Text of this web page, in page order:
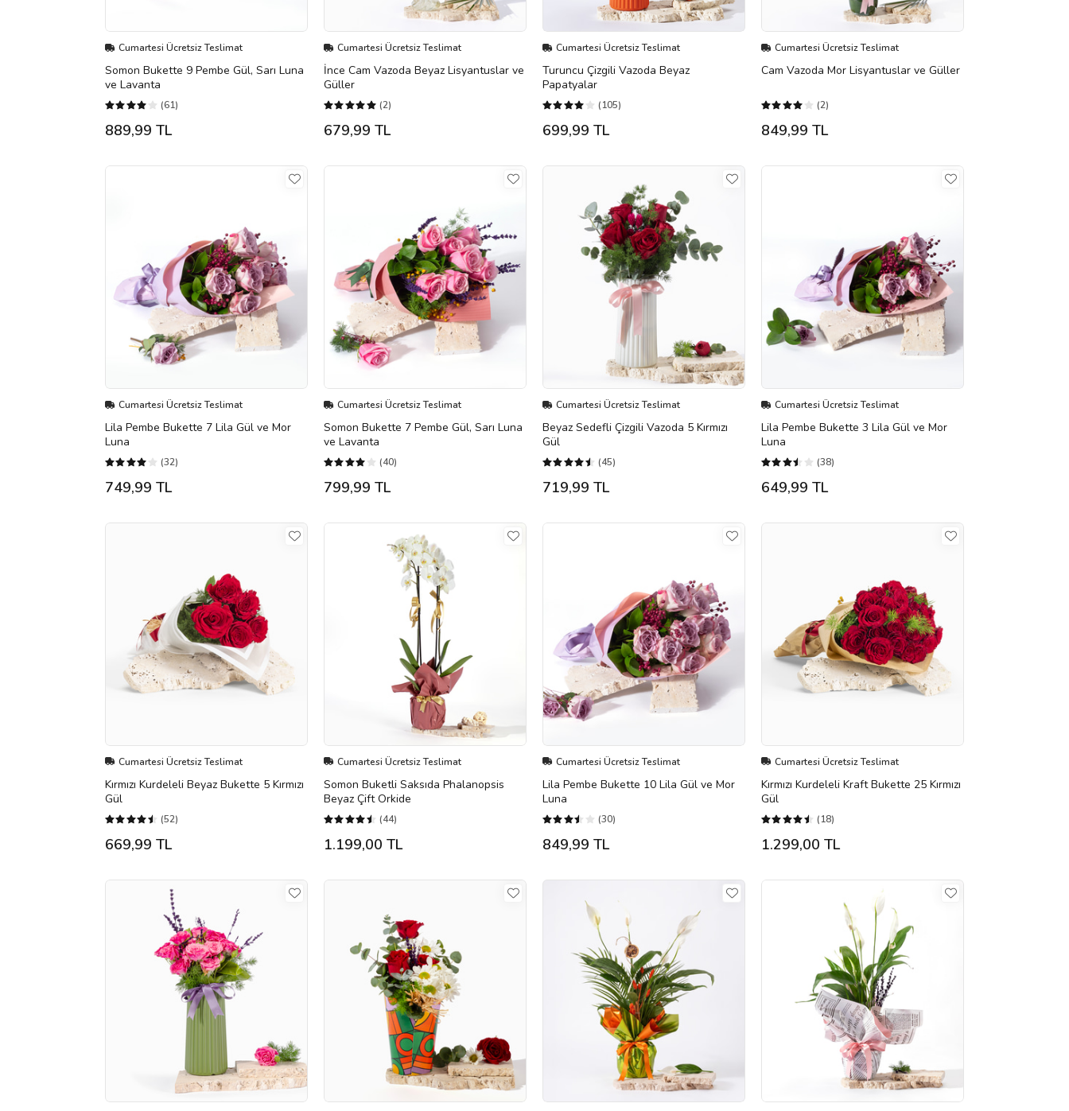
Cumartesi Ücretsiz Teslimat
Somon Bukette 9 Pembe Gül, Sarı Luna
ve Lavanta
(61)
889,99 TL
Cumartesi Ücretsiz Teslimat
İnce Cam Vazoda Beyaz Lisyantuslar ve
Güller
(2)
679,99 TL
Cumartesi Ücretsiz Teslimat
Turuncu Çizgili Vazoda Beyaz
Papatyalar
(105)
699,99 TL
Cumartesi Ücretsiz Teslimat
Cam Vazoda Mor Lisyantuslar ve Güller
(2)
849,99 TL
Cumartesi Ücretsiz Teslimat
Lila Pembe Bukette 7 Lila Gül ve Mor
Luna
(32)
749,99 TL
Cumartesi Ücretsiz Teslimat
Somon Bukette 7 Pembe Gül, Sarı Luna
ve Lavanta
(40)
799,99 TL
Cumartesi Ücretsiz Teslimat
Beyaz Sedefli Çizgili Vazoda 5 Kırmızı
Gül
(45)
719,99 TL
Cumartesi Ücretsiz Teslimat
Lila Pembe Bukette 3 Lila Gül ve Mor
Luna
(38)
649,99 TL
Cumartesi Ücretsiz Teslimat
Kırmızı Kurdeleli Beyaz Bukette 5 Kırmızı
Gül
(52)
669,99 TL
Cumartesi Ücretsiz Teslimat
Somon Buketli Saksıda Phalanopsis
Beyaz Çift Orkide
(44)
1.199,00 TL
Cumartesi Ücretsiz Teslimat
Lila Pembe Bukette 10 Lila Gül ve Mor
Luna
(30)
849,99 TL
Cumartesi Ücretsiz Teslimat
Kırmızı Kurdeleli Kraft Bukette 25 Kırmızı
Gül
(18)
1.299,00 TL